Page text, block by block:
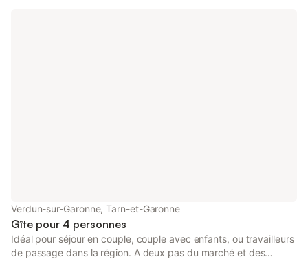
Verdun-sur-Garonne, Tarn-et-Garonne
Gîte pour 4 personnes
Idéal pour séjour en couple, couple avec enfants, ou travailleurs
de passage dans la région. A deux pas du marché et des